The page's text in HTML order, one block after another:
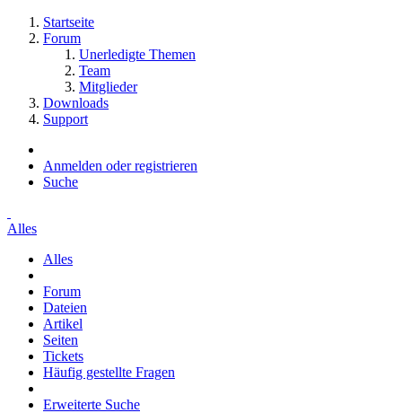
Startseite
Forum
Unerledigte Themen
Team
Mitglieder
Downloads
Support
Anmelden oder registrieren
Suche
Alles
Alles
Forum
Dateien
Artikel
Seiten
Tickets
Häufig gestellte Fragen
Erweiterte Suche